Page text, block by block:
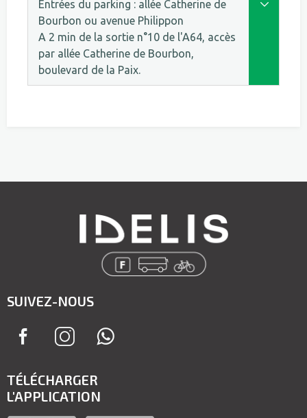
Entrées du parking : allée Catherine de
Bourbon ou avenue Philippon
A 2 min de la sortie n°10 de l'A64, accès
par allée Catherine de Bourbon,
boulevard de la Paix.
SUIVEZ-NOUS
TÉLÉCHARGER
L'APPLICATION